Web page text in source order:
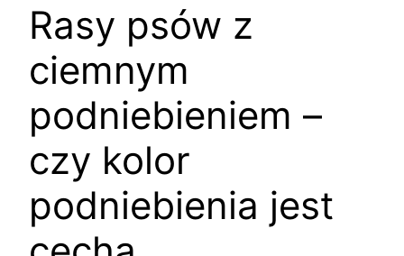
Rasy psów z
ciemnym
podniebieniem –
czy kolor
podniebienia jest